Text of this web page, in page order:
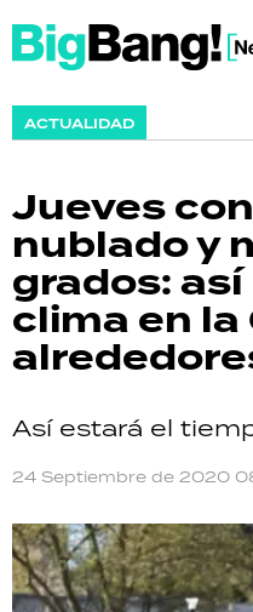
ACTUALIDAD
Jueves
nublado y
grados:
clima en la
Así estará el
24 Septiembre de 2020
SHOW
ECONOMÍA
SALUD
DEPORTES